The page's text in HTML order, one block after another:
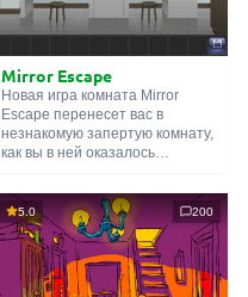
Mirror Escape
Новая игра комната Mirror
Escape перенесет вас в
незнакомую запертую комнату,
как вы в ней оказалось
смекалки попробуйте решить
все, приготовленные авторами
для вас, головоломки и найти
выход на свободу.
Внимательно осмотрите
помещение, возможно вы
5.0 200